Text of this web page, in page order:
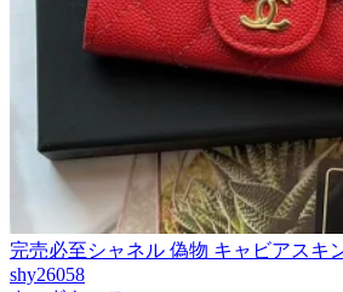
完売必至シャネル 偽物 キャビアスキ
shy26058